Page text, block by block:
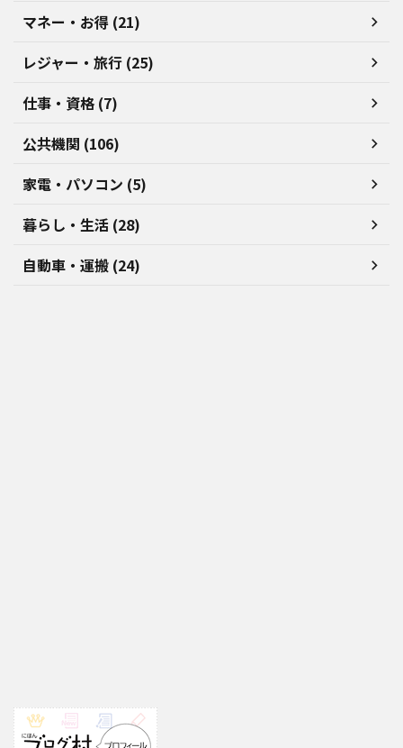
マネー・お得 (21)
レジャー・旅行 (25)
仕事・資格 (7)
公共機関 (106)
家電・パソコン (5)
暮らし・生活 (28)
自動車・運搬 (24)